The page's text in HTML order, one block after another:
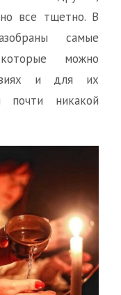
все тщетно. В
самые
можно
и для их
почти никакой